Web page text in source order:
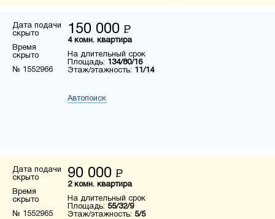
Дата подачи
скрыто
Время
скрыто
№ 1552966
150 000 Р
4 комн. квартира
На длительный срок
Площадь: 134/80/16
Этаж/этажность: 11/14
Автопоиск
Дата подачи
скрыто
Время
скрыто
№ 1552965
90 000 Р
2 комн. квартира
На длительный срок
Площадь: 55/32/9
Этаж/этажность: 5/5